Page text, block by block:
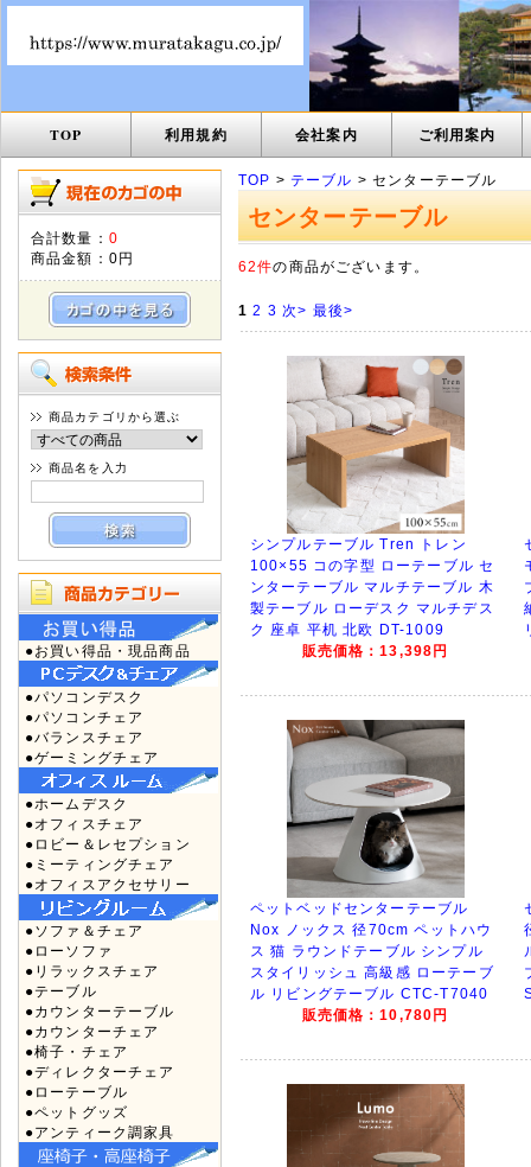
TOP 利用規約 会社案内 ご利用案内
合計数量： 0
商品金額： 0円
商品カテゴリから選ぶ
商品名を入力
●お買い得品・現品商品
●パソコンデスク
●パソコンチェア
●バランスチェア
●ゲーミングチェア
●ホームデスク
●オフィスチェア
●ロビー＆レセプション
●ミーティングチェア
●オフィスアクセサリー
●ソファ＆チェア
●ローソファ
●リラックスチェア
●テーブル
●カウンターテーブル
●カウンターチェア
●椅子・チェア
●ディレクターチェア
●ローテーブル
●ペットグッズ
●アンティーク調家具
TOP > テーブル > センターテーブル
センターテーブル
62件の商品がございます。
1 2 3 次> 最後>
シンプルテーブル Tren トレン
100×55 コの字型 ローテーブル セ
ンターテーブル マルチテーブル 木
製テーブル ローデスク マルチデス
ク 座卓 平机 北欧 DT-1009
販売価格：13,398円
ペットベッドセンターテーブル
Nox ノックス 径70cm ペットハウ
ス 猫 ラウンドテーブル シンプル
スタイリッシュ 高級感 ローテーブ
ル リビングテーブル CTC-T7040
販売価格：10,780円